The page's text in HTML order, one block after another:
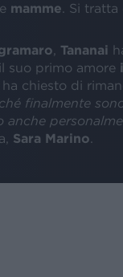
mamme . Si tratta
Tananai
il suo primo amore
chiesto di
finalmente
anche
Sara Marino